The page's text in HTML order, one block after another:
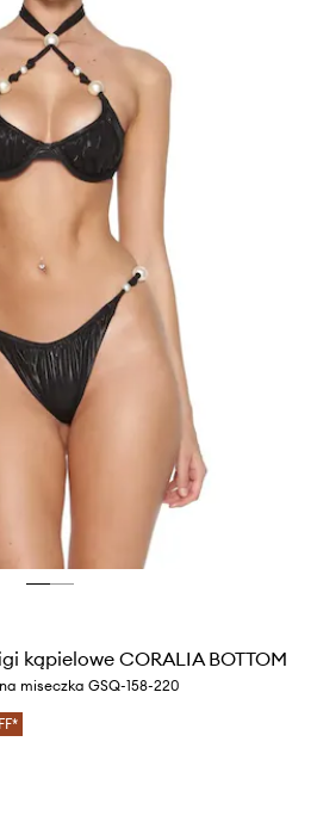
kąpielowe CORALIA BOTTOM
miseczka GSQ-158-220